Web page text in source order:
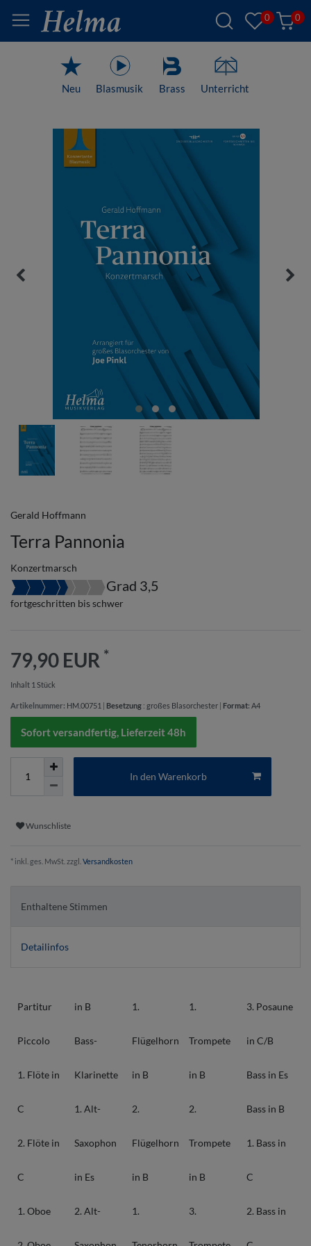
0 0
Neu Blasmusik Brass Unterricht
Gerald Hoffmann
Terra Pannonia
Konzertmarsch
Grad 3,5
fortgeschritten bis schwer
79,90 EUR *
Inhalt 1 Stück
Artikelnummer: HM.00751 Besetzung : großes Blasorchester Format: A4
Sofort versandfertig, Lieferzeit 48h
In den Warenkorb
Wunschliste
* inkl. ges. MwSt. zzgl. Versandkosten
Enthaltene Stimmen
Detailinfos
Partitur
Piccolo
1. Flöte in
C
2. Flöte in
C
1. Oboe
in B
Bass-
Klarinette
1. Alt-
Saxophon
in Es
2. Alt-
1.
Flügelhorn
in B
2.
Flügelhorn
in B
1.
1.
Trompete
in B
2.
Trompete
in B
3.
3. Posaune
in C/B
Bass in Es
Bass in B
1. Bass in
C
2. Bass in